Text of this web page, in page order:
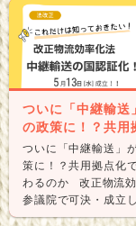
ついに「中継輸送
の政策に！？共用
ついに「中継輸送」
策に！？共用拠点化
わるのか 改正物流
参議院で可決・成立
た。 &nb...